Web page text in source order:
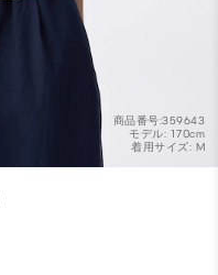
商品番号:359643
モデル: 170cm
着用サイズ: M